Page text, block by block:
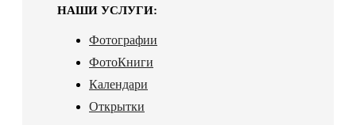
НАШИ УСЛУГИ:
Фотографии
ФотоКниги
Календари
Открытки